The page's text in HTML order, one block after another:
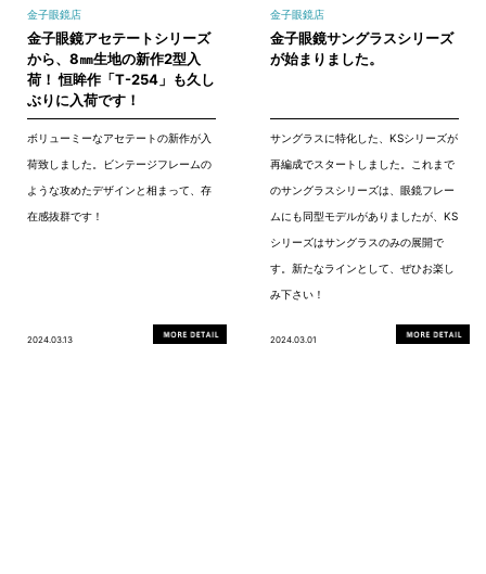
金子眼鏡店
金子眼鏡アセテートシリーズ
から、8㎜生地の新作2型入
荷！ 恒眸作「T-254」も久し
ぶりに入荷です！
ボリューミーなアセテートの新作が入
荷致しました。ビンテージフレームの
ような攻めたデザインと相まって、存
在感抜群です！
2024.03.13
金子眼鏡店
金子眼鏡サングラスシリーズ
が始まりました。
サングラスに特化した、KSシリーズが
再編成でスタートしました。これまで
のサングラスシリーズは、眼鏡フレー
ムにも同型モデルがありましたが、KS
シリーズはサングラスのみの展開で
す。新たなラインとして、ぜひお楽し
み下さい！
2024.03.01